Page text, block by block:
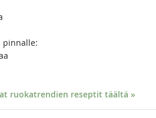
pinnalle:
ruokatrendien reseptit täältä »